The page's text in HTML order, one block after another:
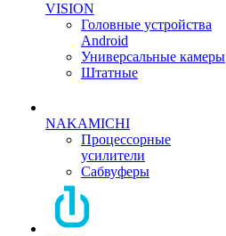
VISION
Головные устройства
Android
Универсальные камеры
Штатные
NAKAMICHI
Процессорные
усилители
Сабвуферы